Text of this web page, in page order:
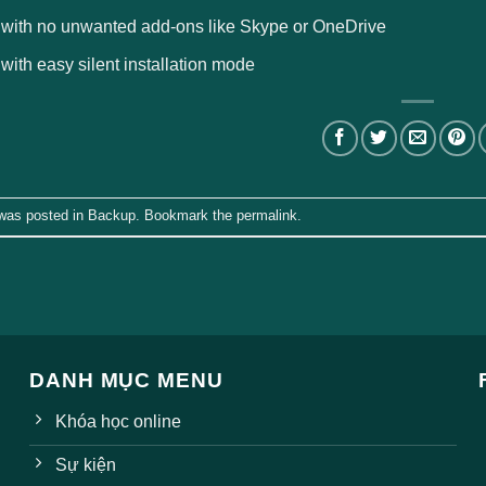
no unwanted add-ons like Skype or OneDrive
easy silent installation mode
posted in Backup . Bookmark the permalink
DANH MỤC MENU
Khóa học online
Sự kiện